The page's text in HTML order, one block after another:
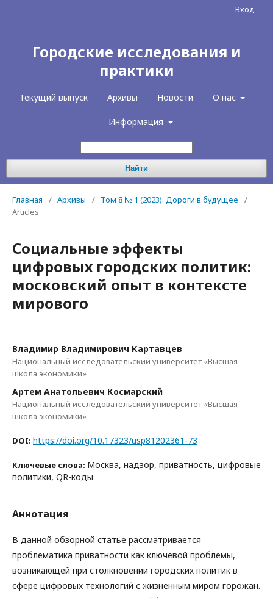
Городские исследования и
практики
Текущий выпуск Архивы Новости О нас
Информация
Найти
Вход
Главная / Архивы / Том 8 № 1 (2023): Дороги в будущее
/
Articles
Социальные эффекты
цифровых городских политик:
московский опыт в контексте
мирового
Владимир Владимирович Картавцев
Национальный исследовательский университет «Высшая
школа экономики»
Артем Анатольевич Космарский
Национальный исследовательский университет «Высшая
школа экономики»
DOI: https://doi.org/10.17323/usp81202361-73
Ключевые слова: Москва, надзор, приватность, цифровые
политики, QR-коды
Аннотация
В данной обзорной статье рассматривается
проблематика приватности как ключевой проблемы,
возникающей при столкновении городских политик в
сфере цифровых технологий с жизненным миром горожан.